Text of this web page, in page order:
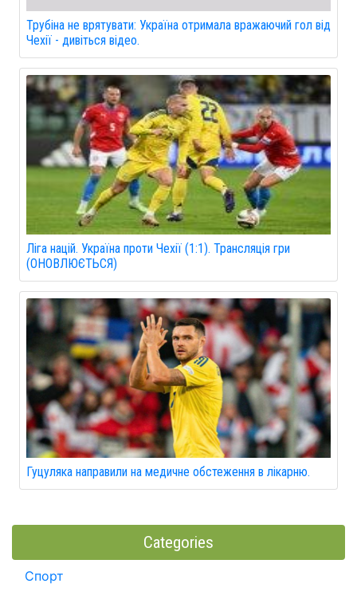
Трубіна не врятувати: Україна отримала вражаючий гол від
Чехії - дивіться відео.
Ліга націй. Україна проти Чехії (1:1). Трансляція гри
(ОНОВЛЮЄТЬСЯ)
Гуцуляка направили на медичне обстеження в лікарню.
Categories
Спорт